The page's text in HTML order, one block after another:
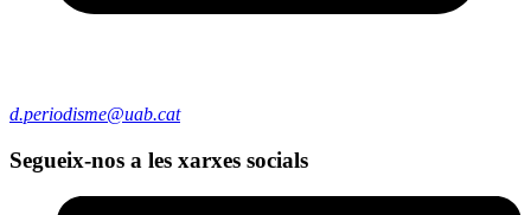
d.periodisme@uab.cat
Segueix-nos a les xarxes socials